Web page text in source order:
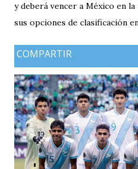
y deberá vencer a México en
sus opciones de clasificación
COMPARTIR